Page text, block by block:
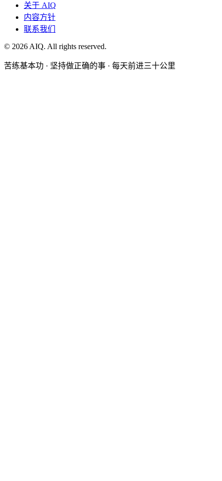
关于 AIQ
内容方针
联系我们
© 2026 AIQ. All rights reserved.
苦练基本功 · 坚持做正确的事 · 每天前进三十公里